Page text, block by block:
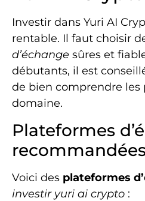
Investir dans Yuri AI
rentable. Il faut choisir
d’échange sûres et
débutants, il est
de bien comprendre les
domaine.
Plateformes
Voici des plateformes
investir yuri ai crypto :